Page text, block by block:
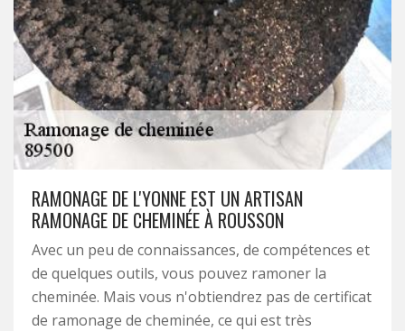
RAMONAGE DE L'YONNE EST UN ARTISAN
RAMONAGE DE CHEMINÉE À ROUSSON
Avec un peu de connaissances, de compétences et
de quelques outils, vous pouvez ramoner la
cheminée. Mais vous n'obtiendrez pas de certificat
de ramonage de cheminée, ce qui est très